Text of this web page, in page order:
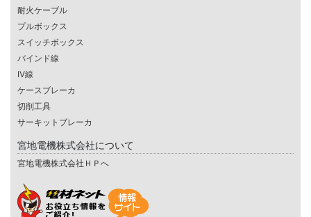
耐火ケーブル
プルボックス
スイッチボックス
バインド線
IV線
ケースブレーカ
切削工具
サーキットブレーカ
宮地電機株式会社について
宮地電機株式会社ＨＰへ